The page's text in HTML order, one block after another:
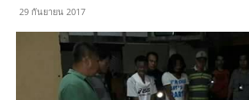
29 กันยายน 2017